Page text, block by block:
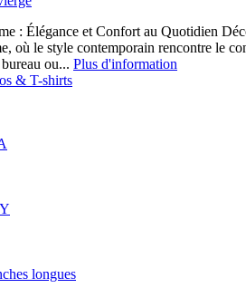
: Élégance et Confort au Quotidien
où le style contemporain rencontre le
ou... Plus d'information
& T-shirts
longues